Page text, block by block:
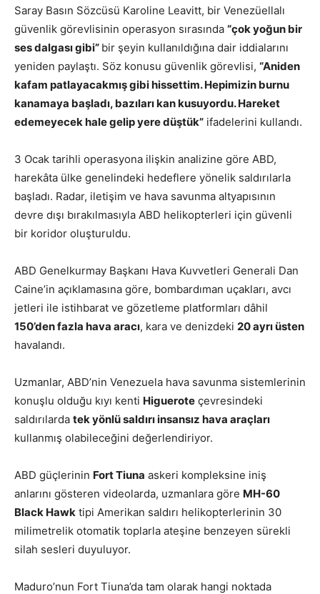
Saray Basın Sözcüsü Karoline Leavitt, bir Venezüellalı
güvenlik görevlisinin operasyon sırasında “çok yoğun bir
ses dalgası gibi” bir şeyin kullanıldığına dair iddialarını
yeniden paylaştı. Söz konusu güvenlik görevlisi, “Aniden
kafam patlayacakmış gibi hissettim. Hepimizin burnu
kanamaya başladı, bazıları kan kusuyordu. Hareket
edemeyecek hale gelip yere düştük” ifadelerini kullandı.
3 Ocak tarihli operasyona ilişkin analizine göre ABD,
harekâta ülke genelindeki hedeflere yönelik saldırılarla
başladı. Radar, iletişim ve hava savunma altyapısının
devre dışı bırakılmasıyla ABD helikopterleri için güvenli
bir koridor oluşturuldu.
ABD Genelkurmay Başkanı Hava Kuvvetleri Generali Dan
Caine’in açıklamasına göre, bombardıman uçakları, avcı
jetleri ile istihbarat ve gözetleme platformları dâhil
150’den fazla hava aracı, kara ve denizdeki 20 ayrı üsten
havalandı.
Uzmanlar, ABD’nin Venezuela hava savunma sistemlerinin
konuşlu olduğu kıyı kenti Higuerote çevresindeki
saldırılarda tek yönlü saldırı insansız hava araçları
kullanmış olabileceğini değerlendiriyor.
ABD güçlerinin Fort Tiuna askeri kompleksine iniş
anlarını gösteren videolarda, uzmanlara göre MH-60
Black Hawk tipi Amerikan saldırı helikopterlerinin 30
milimetrelik otomatik toplarla ateşine benzeyen sürekli
silah sesleri duyuluyor.
Maduro’nun Fort Tiuna’da tam olarak hangi noktada